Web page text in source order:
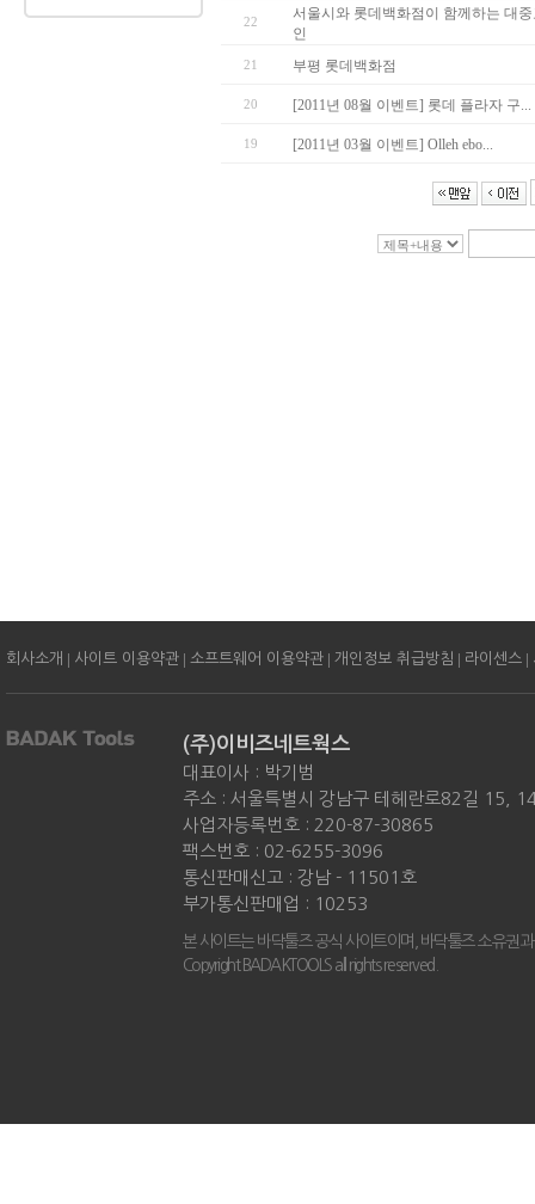
22
서울시와 롯데백화점이 함께하는 대
인
21 부평 롯데백화점
20 [2011년 08월 이벤트] 롯데 플라자 구...
19 [2011년 03월 이벤트] Olleh ebo...
회사소개 | 사이트 이용약관 | 소프트웨어 이용약관 | 개인정보 취급방침 | 라이센스 |
(주)이비즈네트웍스
대표이사 : 박기범
주소 : 서울특별시 강남구 테헤란로82길 15,
사업자등록번호 : 220-87-30865
팩스번호 : 02-6255-3096
통신판매신고 : 강남 - 11501호
부가통신판매업 : 10253
본 사이트는 바닥툴즈 공식 사이트이며, 바닥툴즈 소유권
Copyright BADAKTOOLS all rights reserved.